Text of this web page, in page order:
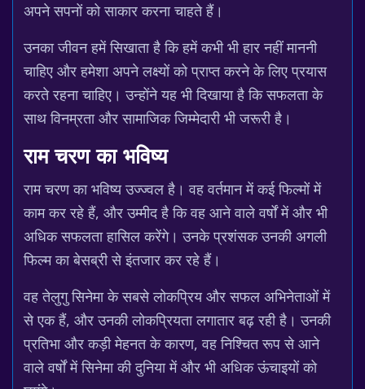
अपने सपनों को साकार करना चाहते हैं।
उनका जीवन हमें सिखाता है कि हमें कभी भी हार नहीं माननी
चाहिए और हमेशा अपने लक्ष्यों को प्राप्त करने के लिए प्रयास
करते रहना चाहिए। उन्होंने यह भी दिखाया है कि सफलता के
साथ विनम्रता और सामाजिक जिम्मेदारी भी जरूरी है।
राम चरण का भविष्य
राम चरण का भविष्य उज्ज्वल है। वह वर्तमान में कई फिल्मों में
काम कर रहे हैं, और उम्मीद है कि वह आने वाले वर्षों में और भी
अधिक सफलता हासिल करेंगे। उनके प्रशंसक उनकी अगली
फिल्म का बेसब्री से इंतजार कर रहे हैं।
वह तेलुगु सिनेमा के सबसे लोकप्रिय और सफल अभिनेताओं में
से एक हैं, और उनकी लोकप्रियता लगातार बढ़ रही है। उनकी
प्रतिभा और कड़ी मेहनत के कारण, वह निश्चित रूप से आने
वाले वर्षों में सिनेमा की दुनिया में और भी अधिक ऊंचाइयों को